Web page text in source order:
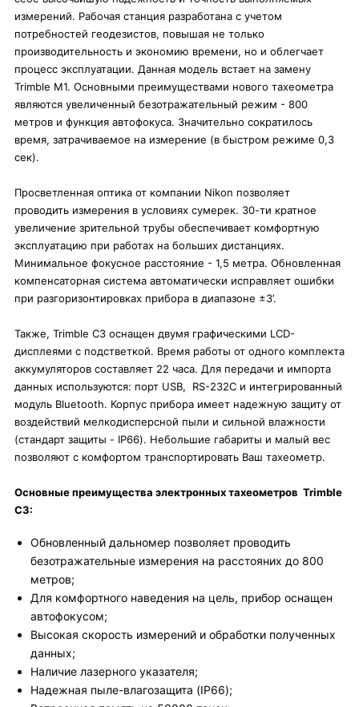
измерений. Рабочая станция разработана с учетом
потребностей геодезистов, повышая не только
производительность и экономию времени, но и облегчает
процесс эксплуатации. Данная модель встает на замену
Trimble M1. Основными преимуществами нового тахеометра
являются увеличенный безотражательный режим - 800
метров и функция автофокуса. Значительно сократилось
время, затрачиваемое на измерение (в быстром режиме 0,3
cек).
Просветленная оптика от компании Nikon позволяет
проводить измерения в условиях сумерек. 30-ти кратное
увеличение зрительной трубы обеспечивает комфортную
эксплуатацию при работах на больших дистанциях.
Минимальное фокусное расстояние - 1,5 метра. Обновленная
компенсаторная система автоматически исправляет ошибки
при разгоризонтировках прибора в диапазоне ±3’.
Также, Trimble C3 оснащен двумя графическими LCD-
дисплеями с подстветкой. Время работы от одного комплекта
аккумуляторов составляет 22 часа. Для передачи и импорта
данных используются: порт USB, RS-232C и интегрированный
модуль Bluetooth. Корпус прибора имеет надежную защиту от
воздействий мелкодисперсной пыли и сильной влажности
(стандарт защиты - IP66). Небольшие габариты и малый вес
позволяют с комфортом транспортировать Ваш тахеометр.
Основные преимущества электронных тахеометров Trimble
C3:
Обновленный дальномер позволяет проводить
безотражательные измерения на расстояних до 800
метров;
Для комфортного наведения на цель, прибор оснащен
автофокусом;
Высокая скорость измерений и обработки полученных
данных;
Наличие лазерного указателя;
Надежная пыле-влагозащита (IP66);